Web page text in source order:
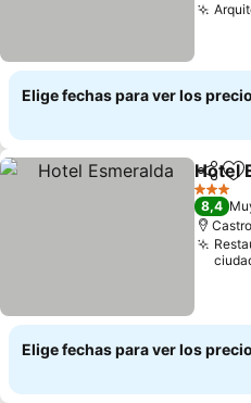
Elige fechas para ver los
Hotel
3 Estrellas
8,4
Castro
Elige fechas para ver los